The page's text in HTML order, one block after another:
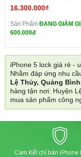
16.300.000₫
Sản Phẩm ĐANG GIẢM
600.000đ
iPhone 5 lock giá rẻ -
Nhằm đáp ứng nhu
Lệ Thủy, Quảng Bình
hàng tận nơi: Huyện
mua sản phẩm công
Cam Kết chỉ bán iPhone